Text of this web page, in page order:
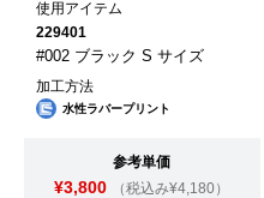
使用アイテム
229401
#002 ブラック S サイズ
加工方法
水性ラバープリント
参考単価
¥3,800 （税込み¥4,180）